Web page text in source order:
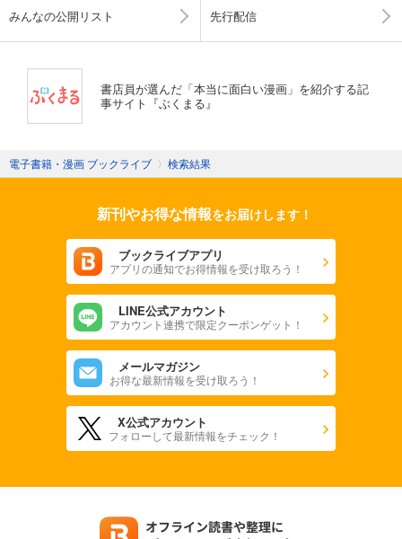
みんなの公開リスト 先行配信
書店員が選んだ「本当に面白い漫画」を紹介する記
事サイト『ぶくまる』
電子書籍・漫画 ブックライブ 〉 検索結果
新刊やお得な情報をお届けします！
ブックライブアプリ
アプリの通知でお得情報を受け取ろう！
LINE公式アカウント
アカウント連携で限定クーポンゲット！
メールマガジン
お得な最新情報を受け取ろう！
X公式アカウント
フォローして最新情報をチェック！